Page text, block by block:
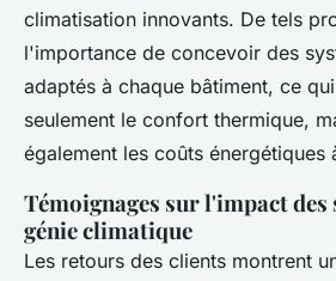
climatisation innovants. De tels
l'importance de concevoir des
adaptés à chaque bâtiment, ce
seulement le confort thermique,
également les coûts énergétiques
Témoignages sur l'impact
génie climatique
Les retours des clients montrent